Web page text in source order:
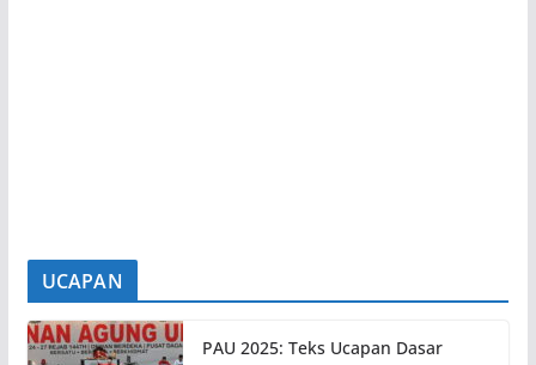
UCAPAN
PAU 2025: Teks Ucapan Dasar